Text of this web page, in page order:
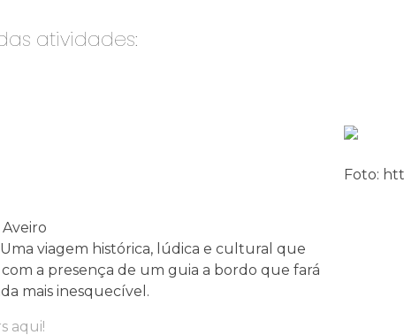
atividades:
Foto:
viagem histórica, lúdica e cultural que
a presença de um guia a bordo que fará
mais inesquecível.
aqui!